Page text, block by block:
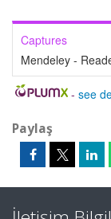
Captures
Mendeley -
- see
Paylaş